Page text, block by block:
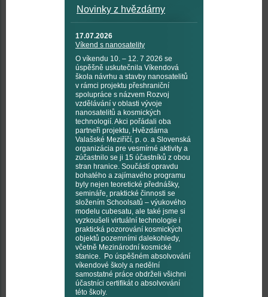
Novinky z hvězdárny
17.07.2026
Víkend s nanosatelity
O víkendu 10. – 12. 7 2026 se
úspěšně uskutečnila Víkendová
škola návrhu a stavby nanosatelitů
v rámci projektu přeshraniční
spolupráce s názvem Rozvoj
vzdělávání v oblasti vývoje
nanosatelitů a kosmických
technologií. Akci pořádali oba
partneři projektu, Hvězdárna
Valašské Meziříčí, p. o. a Slovenská
organizácia pre vesmírné aktivity a
zúčastnilo se ji 15 účastníků z obou
stran hranice. Součástí opravdu
bohatého a zajímavého programu
byly nejen teoretické přednášky,
semináře, praktické činnosti se
složením Schoolsatů – výukového
modelu cubesatu, ale také jsme si
vyzkoušeli virtuální technologie i
praktická pozorování kosmických
objektů pozemními dalekohledy,
včetně Mezinárodní kosmické
stanice. Po úspěšném absolvování
víkendové školy a nedělní
samostatné práce obdrželi všichni
účastníci certifikát o absolvování
této školy.